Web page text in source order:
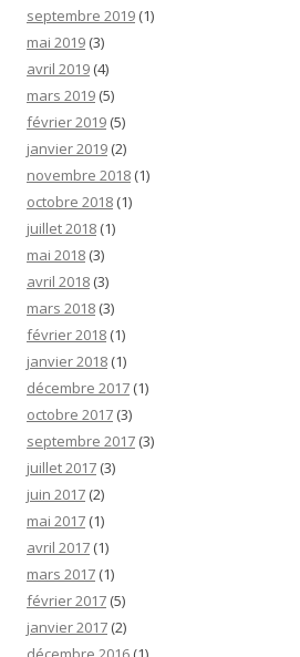
septembre 2019 (1)
mai 2019 (3)
avril 2019 (4)
mars 2019 (5)
février 2019 (5)
janvier 2019 (2)
novembre 2018 (1)
octobre 2018 (1)
juillet 2018 (1)
mai 2018 (3)
avril 2018 (3)
mars 2018 (3)
février 2018 (1)
janvier 2018 (1)
décembre 2017 (1)
octobre 2017 (3)
septembre 2017 (3)
juillet 2017 (3)
juin 2017 (2)
mai 2017 (1)
avril 2017 (1)
mars 2017 (1)
février 2017 (5)
janvier 2017 (2)